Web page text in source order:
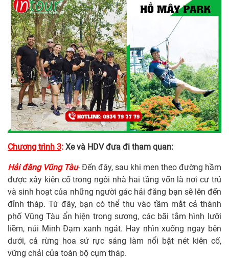
Chương trình 3: Xe và HDV đưa đi tham quan:
Hải đăng Vũng Tàu- Đến đây, sau khi men theo đường hầm
được xây kiên cố trong ngôi nhà hai tầng vốn là nơi cư trú
và sinh hoạt của những người gác hải đăng bạn sẽ lên đến
đỉnh tháp. Từ đây, bạn có thể thu vào tầm mắt cả thành
phố Vũng Tàu ẩn hiện trong sương, các bãi tắm hình lưỡi
liềm, núi Minh Đạm xanh ngát. Hay nhìn xuống ngay bên
dưới, cả rừng hoa sứ rực sáng làm nổi bật nét kiên cố,
vững chải của toàn bộ cụm tháp.